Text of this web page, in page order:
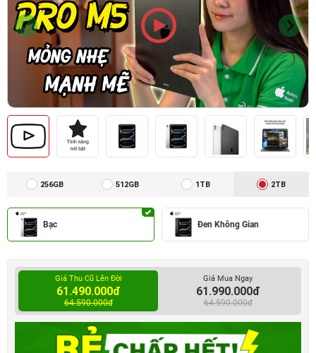
256GB 512GB 1TB 2TB
Bạc Đen Không Gian
Giá Thu Cũ Lên Đời
61.490.000đ
64.590.000đ
Giá Mua Ngay
61.990.000đ
64.590.000đ